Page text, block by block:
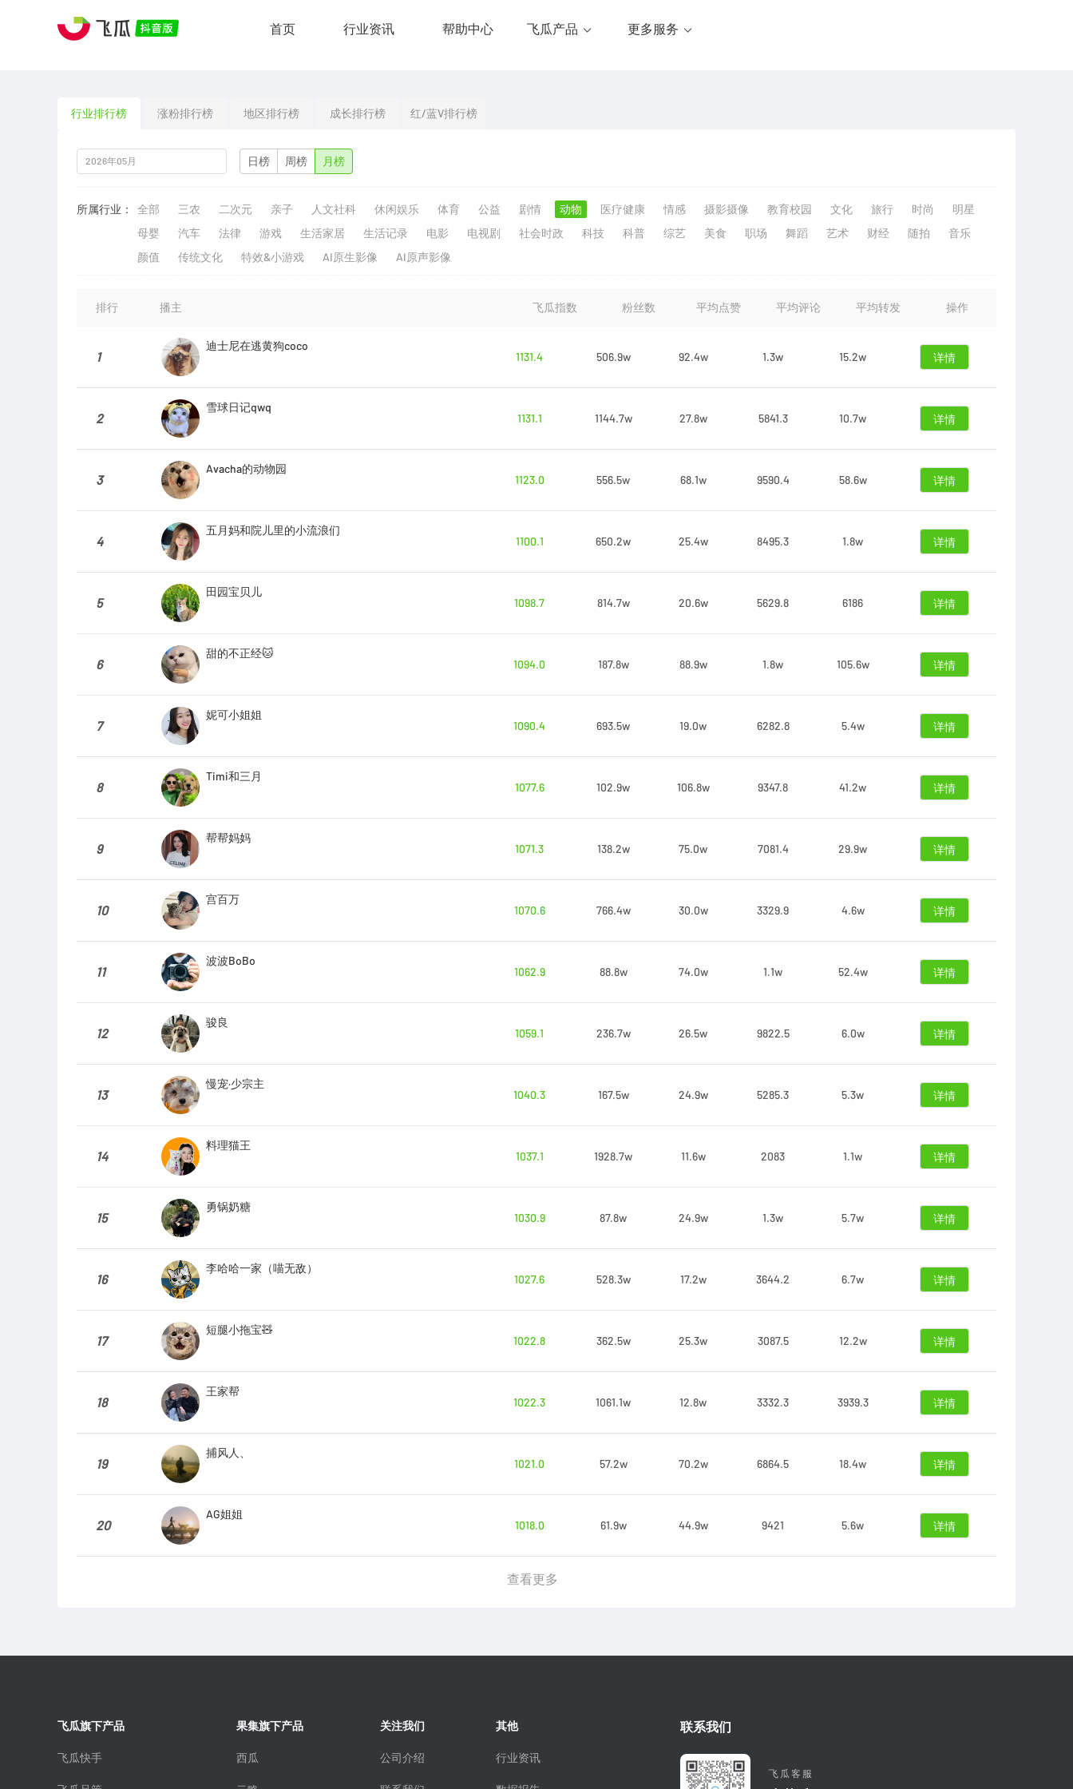
首页 行业资讯 帮助中心 飞瓜产品 更多服务
行业排行榜 涨粉排行榜 地区排行榜 成长排行榜 红/蓝V排行榜
日榜 周榜 月榜
所属行业： 全部 三农 二次元 亲子 人文社科 休闲娱乐 体育 公益 剧情 动物 医疗健康 情感 摄影摄像 教育校园 文化 旅行 时尚
明星
母婴
汽车 法律 游戏 生活家居 生活记录 电影 电视剧 社会时政 科技 科普 综艺 美食 职场 舞蹈 艺术 财经 随拍
音乐
颜值
传统文化 特效&小游戏 AI原生影像 AI原声影像
排行 播主 飞瓜指数 粉丝数 平均点赞 平均评论 平均转发 操作
1
迪士尼在逃黄狗coco
1131.4
506.9w 92.4w 1.3w 15.2w 详情
2
雪球日记qwq
1131.1
1144.7w 27.8w 5841.3 10.7w 详情
3
Avacha的动物园
1123.0
556.5w 68.1w 9590.4 58.6w 详情
4
五月妈和院儿里的小流浪们
1100.1
650.2w 25.4w 8495.3 1.8w 详情
5
田园宝贝儿
1098.7
814.7w 20.6w 5629.8 6186 详情
6
甜的不正经🐱
1094.0
187.8w 88.9w 1.8w 105.6w 详情
7
妮可小姐姐
1090.4
693.5w 19.0w 6282.8 5.4w 详情
8
Timi和三月
1077.6
102.9w 106.8w 9347.8 41.2w 详情
9
帮帮妈妈
1071.3
138.2w 75.0w 7081.4 29.9w 详情
10
宫百万
1070.6
766.4w 30.0w 3329.9 4.6w 详情
11
波波BoBo
1062.9
88.8w 74.0w 1.1w 52.4w 详情
12
骏良
1059.1
236.7w 26.5w 9822.5 6.0w 详情
13
慢宠·少宗主
1040.3
167.5w 24.9w 5285.3 5.3w 详情
14
料理猫王
1037.1
1928.7w 11.6w 2083 1.1w 详情
15
勇锅奶糖
1030.9
87.8w 24.9w 1.3w 5.7w 详情
16
李哈哈一家（喵无敌）
1027.6
528.3w 17.2w 3644.2 6.7w 详情
17
短腿小拖宝🧸
1022.8
362.5w 25.3w 3087.5 12.2w 详情
18
王家帮
1022.3
1061.1w 12.8w 3332.3 3939.3 详情
19
捕风人、
1021.0
57.2w 70.2w 6864.5 18.4w 详情
20
AG姐姐
1018.0
61.9w 44.9w 9421 5.6w 详情
查看更多
飞瓜旗下产品
飞瓜快手
果集旗下产品
西瓜
关注我们
公司介绍
其他
行业资讯
联系我们
飞瓜客服